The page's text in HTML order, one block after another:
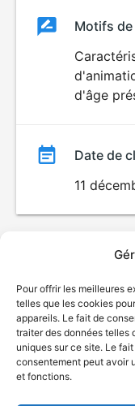
Pour offrir les meilleures
telles que les cookies
appareils. Le fait de
traiter des données telles
uniques sur ce site. Le
consentement peut avoir
et fonctions.
Classement
Motifs
d'âge
Date de
11